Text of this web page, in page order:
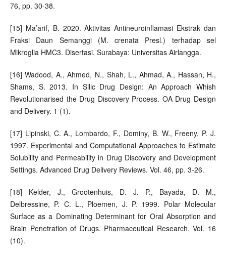
76, pp. 30-38.
[15] Ma’arif, B. 2020. Aktivitas Antineuroinflamasi Ekstrak dan
Fraksi Daun Semanggi (M. crenata Presl.) terhadap sel
Mikroglia HMC3. Disertasi. Surabaya: Universitas Airlangga.
[16] Wadood, A., Ahmed, N., Shah, L., Ahmad, A., Hassan, H.,
Shams, S. 2013. In Silic Drug Design: An Approach Whish
Revolutionarised the Drug Discovery Process. OA Drug Design
and Delivery. 1 (1).
[17] Lipinski, C. A., Lombardo, F., Dominy, B. W., Freeny, P. J.
1997. Experimental and Computational Approaches to Estimate
Solubility and Permeability in Drug Discovery and Development
Settings. Advanced Drug Delivery Reviews. Vol. 46, pp. 3-26.
[18] Kelder, J., Grootenhuis, D. J. P., Bayada, D. M.,
Delbressine, P. C. L., Ploemen, J. P. 1999. Polar Molecular
Surface as a Dominating Determinant for Oral Absorption and
Brain Penetration of Drugs. Pharmaceutical Research. Vol. 16
(10).